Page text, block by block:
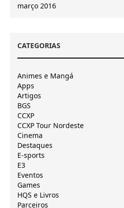
março 2016
CATEGORIAS
Animes e Mangá
Apps
Artigos
BGS
CCXP
CCXP Tour Nordeste
Cinema
Destaques
E-sports
E3
Eventos
Games
HQS e Livros
Parceiros